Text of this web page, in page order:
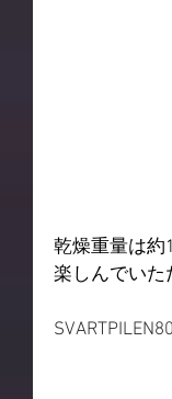
乾燥重量は約
楽しんでいた